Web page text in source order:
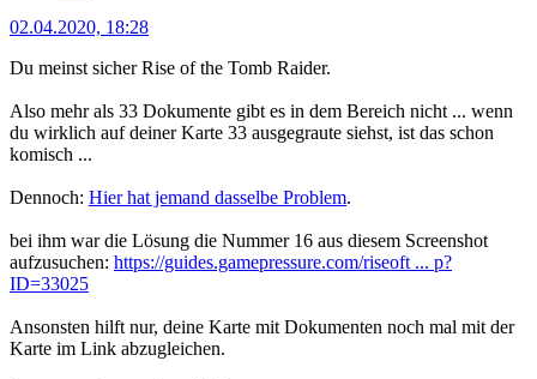
02.04.2020, 18:28
Du meinst sicher Rise of the Tomb Raider.
Also mehr als 33 Dokumente gibt es in dem Bereich nicht ... wenn
du wirklich auf deiner Karte 33 ausgegraute siehst, ist das schon
komisch ...
Dennoch: Hier hat jemand dasselbe Problem.
bei ihm war die Lösung die Nummer 16 aus diesem Screenshot
aufzusuchen: https://guides.gamepressure.com/riseoft ... p?
ID=33025
Ansonsten hilft nur, deine Karte mit Dokumenten noch mal mit der
Karte im Link abzugleichen.